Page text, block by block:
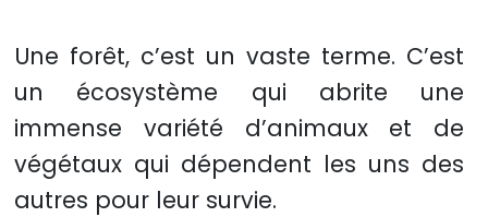
Une forêt, c’est un vaste terme. C’est
un écosystème qui abrite une
immense variété d’animaux et de
végétaux qui dépendent les uns des
autres pour leur survie.